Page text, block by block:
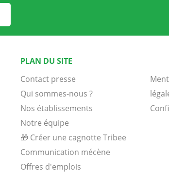
PLAN DU SITE
Contact presse
Qui sommes-nous ?
Nos établissements
Notre équipe
🎁 Créer une cagnotte Tribee
Communication mécène
Offres d'emplois